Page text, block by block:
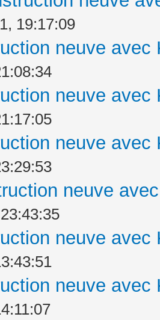
19:17:09
neuve avec
neuve avec
neuve avec
neuve
neuve avec
neuve avec